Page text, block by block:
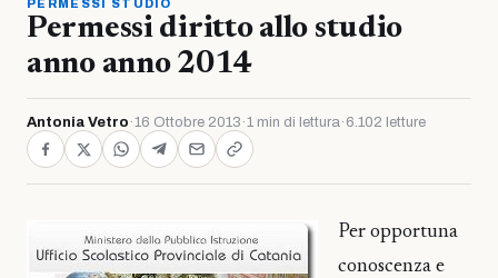
PERMESSI STUDIO
Permessi diritto allo studio
anno anno 2014
Antonia Vetro ·16 Ottobre 2013 ·1 min di lettura· 6.102 letture
Per opportuna
conoscenza e